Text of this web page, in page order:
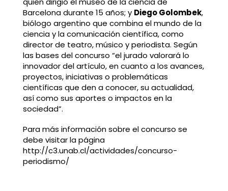
Barcelona durante 15 años; y Diego Golombek,
biólogo argentino que combina el mundo de la
ciencia y la comunicación científica, como
director de teatro, músico y periodista. Según
las bases del concurso “el jurado valorará lo
innovador del artículo, en cuanto a los avances,
proyectos, iniciativas o problemáticas
científicas que den a conocer, su actualidad,
así como sus aportes o impactos en la
sociedad”.
Para más información sobre el concurso se
debe visitar la página
http://c3.unab.cl/actividades/concurso-
periodismo/